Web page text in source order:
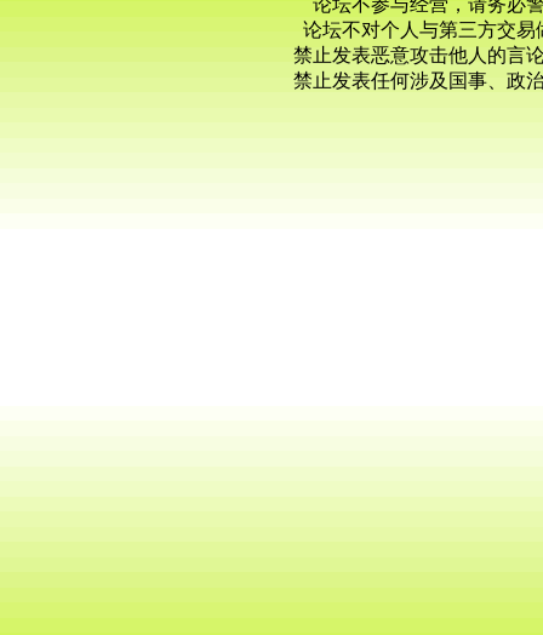
论坛不参与经营，请务必
论坛不对个人与第三方交
禁止发表恶意攻击他人的言
禁止发表任何涉及国事、政